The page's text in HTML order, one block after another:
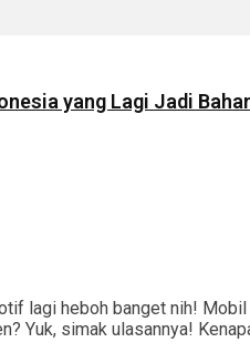
yang Lagi Jadi
lagi heboh banget nih!
Yuk, simak ulasannya!